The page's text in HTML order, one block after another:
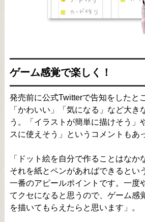
ゲーム感覚で楽しく！
発売前に公式Twitterで告知をしたと
「かわいい」「気になる」など大き
う。「イラストが簡単に描けそう」
スに使えそう」というコメントもあ
「ドット絵を自分で作ることはなか
それを紙とペンがあればできるとい
一番のアピールポイントです。一度
てクセになると思うので、ゲーム感
を描いてもらえたらと思います」。